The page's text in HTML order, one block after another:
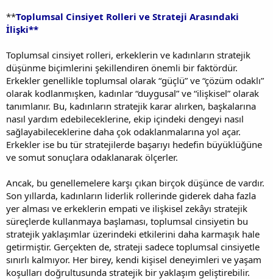
**Toplumsal Cinsiyet Rolleri ve Strateji Arasındaki
İlişki**
Toplumsal cinsiyet rolleri, erkeklerin ve kadınların stratejik
düşünme biçimlerini şekillendiren önemli bir faktördür.
Erkekler genellikle toplumsal olarak “güçlü” ve “çözüm odaklı”
olarak kodlanmışken, kadınlar “duygusal” ve “ilişkisel” olarak
tanımlanır. Bu, kadınların stratejik karar alırken, başkalarına
nasıl yardım edebileceklerine, ekip içindeki dengeyi nasıl
sağlayabileceklerine daha çok odaklanmalarına yol açar.
Erkekler ise bu tür stratejilerde başarıyı hedefin büyüklüğüne
ve somut sonuçlara odaklanarak ölçerler.
Ancak, bu genellemelere karşı çıkan birçok düşünce de vardır.
Son yıllarda, kadınların liderlik rollerinde giderek daha fazla
yer alması ve erkeklerin empati ve ilişkisel zekâyı stratejik
süreçlerde kullanmaya başlaması, toplumsal cinsiyetin bu
stratejik yaklaşımlar üzerindeki etkilerini daha karmaşık hale
getirmiştir. Gerçekten de, strateji sadece toplumsal cinsiyetle
sınırlı kalmıyor. Her birey, kendi kişisel deneyimleri ve yaşam
koşulları doğrultusunda stratejik bir yaklaşım geliştirebilir.